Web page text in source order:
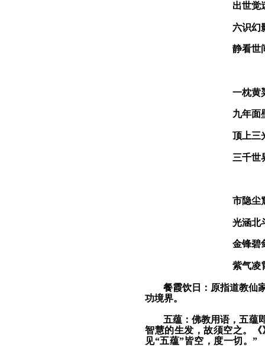
出世觉
六识幻
静看世
一枕黄
九年面
顶上三
三千世
市隐尘
光涵北
金锋碧
紫气凌
餐霞饮日：原指道教仙
功境界。
五蕴：佛教用语， 五蕴
智慧的生发，故须空之。
《
见“五蕴”皆空，度一切 。”